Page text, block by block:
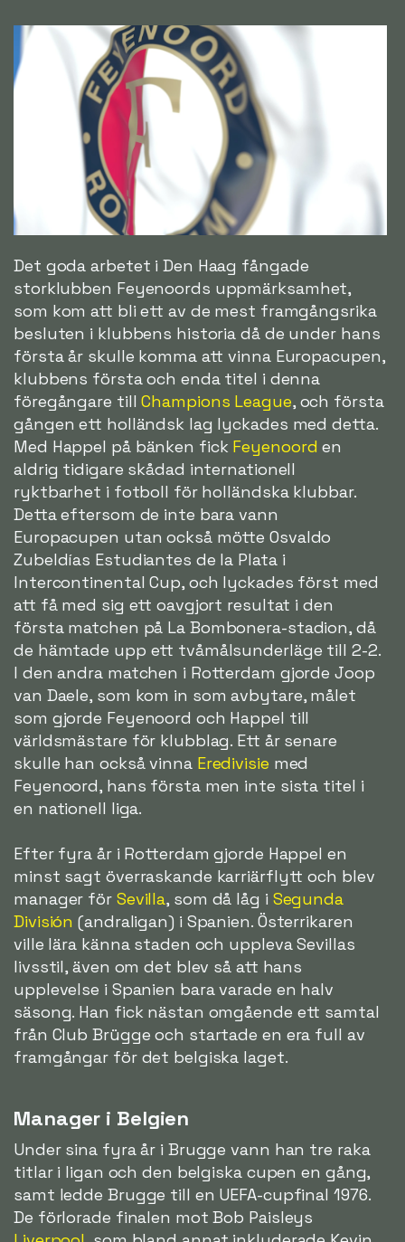
Det goda arbetet i Den Haag fångade
storklubben Feyenoords uppmärksamhet,
som kom att bli ett av de mest framgångsrika
besluten i klubbens historia då de under hans
första år skulle komma att vinna Europacupen,
klubbens första och enda titel i denna
föregångare tillChampions League, och första
gången ett holländsk lag lyckades med detta.
Med Happel på bänken fick Feyenoord en
aldrig tidigare skådad internationell
ryktbarhet i fotboll för holländska klubbar.
Detta eftersom de inte bara vann
Europacupen utan också mötte Osvaldo
Zubeldías Estudiantes de la Plata i
Intercontinental Cup, och lyckades först med
att få med sig ett oavgjort resultat i den
första matchen på La Bombonera-stadion, då
de hämtade upp ett tvåmålsunderläge till 2-2.
I den andra matchen i Rotterdam gjorde Joop
van Daele, som kom in som avbytare, målet
som gjorde Feyenoord och Happel till
världsmästare för klubblag. Ett år senare
skulle han också vinna Eredivisie med
Feyenoord, hans första men inte sista titel i
en nationell liga.
Efter fyra år i Rotterdam gjorde Happel en
minst sagt överraskande karriärflytt och blev
manager för Sevilla, som då låg i Segunda
División (andraligan) i Spanien. Österrikaren
ville lära känna staden och uppleva Sevillas
livsstil, även om det blev så att hans
upplevelse i Spanien bara varade en halv
säsong. Han fick nästan omgående ett samtal
från Club Brügge och startade en era full av
framgångar för det belgiska laget.
Manager i Belgien
Under sina fyra år i Brugge vann han tre raka
titlar i ligan och den belgiska cupen en gång,
samt ledde Brugge till en UEFA-cupfinal 1976.
De förlorade finalen mot Bob Paisleys